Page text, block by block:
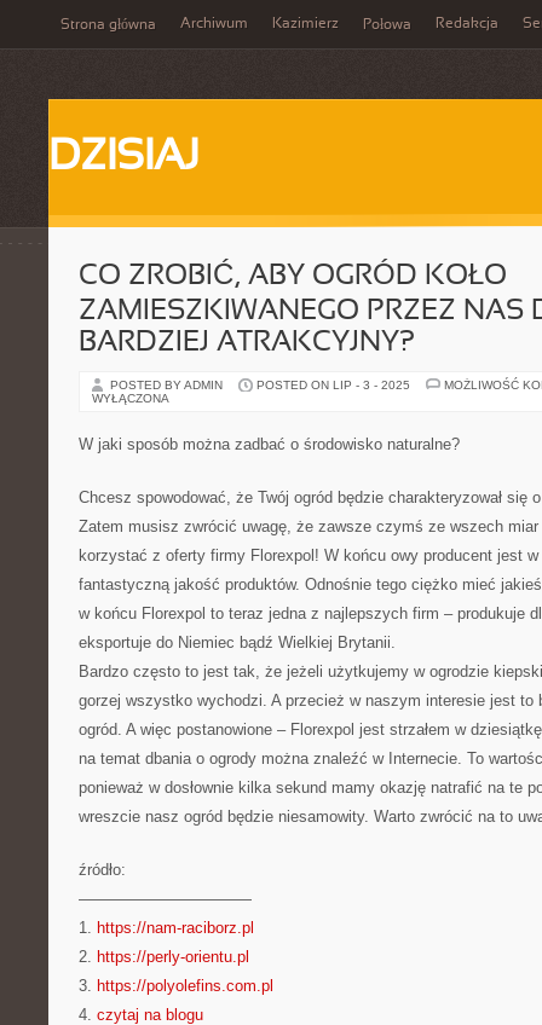
Strona główna Archiwum Kazimierz Połowa Redakcja
DZISIAJ
CO ZROBIĆ, ABY OGRÓD KOŁO
ZAMIESZKIWANEGO PRZEZ NAS
BARDZIEJ ATRAKCYJNY?
POSTED BY ADMIN POSTED ON LIP - 3 - 2025
MOŻLIWOŚĆ
WYŁĄCZONA
W jaki sposób można zadbać o środowisko naturalne?
Chcesz spowodować, że Twój ogród będzie charakteryzował się
Zatem musisz zwrócić uwagę, że zawsze czymś ze wszech
korzystać z oferty firmy Florexpol! W końcu owy producent jest
fantastyczną jakość produktów. Odnośnie tego ciężko mieć
w końcu Florexpol to teraz jedna z najlepszych firm – produkuje
eksportuje do Niemiec bądź Wielkiej Brytanii.
Bardzo często to jest tak, że jeżeli użytkujemy w ogrodzie
gorzej wszystko wychodzi. A przecież w naszym interesie jest to
ogród. A więc postanowione – Florexpol jest strzałem w
na temat dbania o ogrody można znaleźć w Internecie. To
ponieważ w dosłownie kilka sekund mamy okazję natrafić na te
wreszcie nasz ogród będzie niesamowity. Warto zwrócić na to
źródło:
———————————
1. https://nam-raciborz.pl
2. https://perly-orientu.pl
3. https://polyolefins.com.pl
4. czytaj na blogu